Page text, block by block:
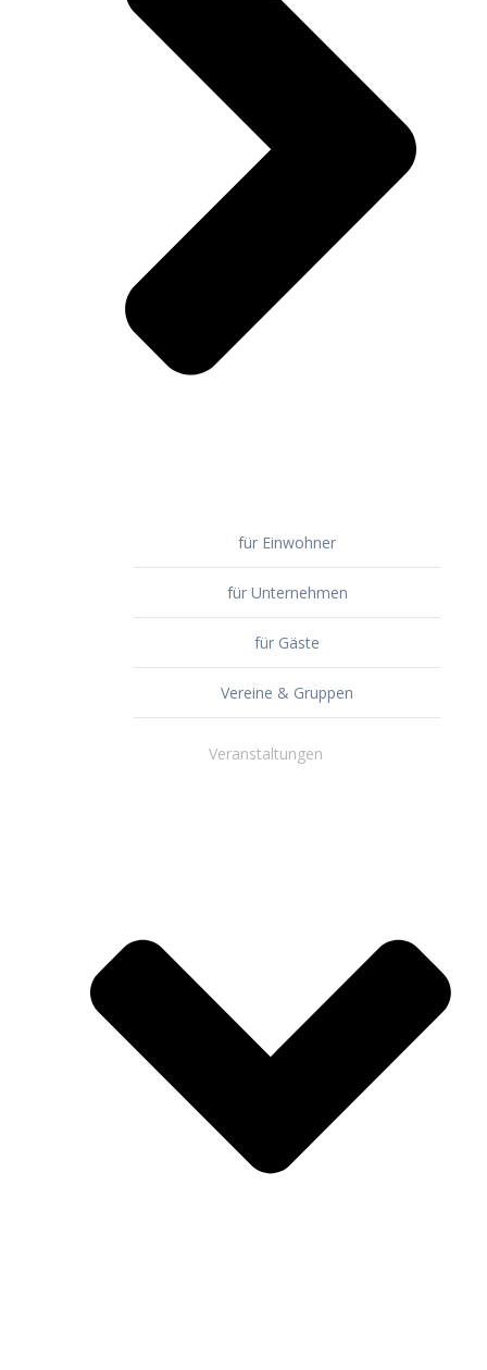
für Einwohner
für Unternehmen
für Gäste
Vereine & Gruppen
Veranstaltungen